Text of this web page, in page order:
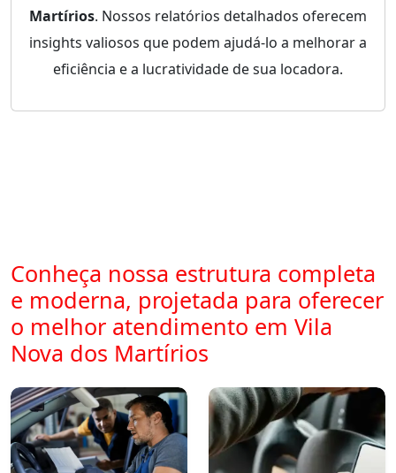
Martírios. Nossos relatórios detalhados oferecem
insights valiosos que podem ajudá-lo a melhorar a
eficiência e a lucratividade de sua locadora.
Conheça nossa estrutura completa
e moderna, projetada para oferecer
o melhor atendimento em Vila
Nova dos Martírios